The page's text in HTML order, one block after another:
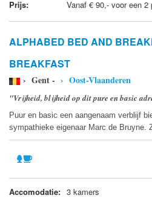
Prijs:
Vanaf € 90,- voor een
ALPHABED BED AND
BREAKFAST
› Gent - › Oost-Vlaanderen
"Vrijheid, blijheid op dit pure en basic
Puur en basic een aangenaam verblijf
sympathieke eigenaar Marc de Bruyne.
Accomodatie: 3 kamers